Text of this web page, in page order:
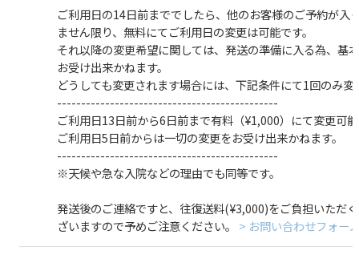
ご利用日の14日前まででしたら、他のお客様のご予約が入
ません限り、 無料にてご利用日の変更は可能です。
それ以降の変更希望に関しては、発送の準備に入る為、基
お受け出来かねます。
どうしても変更されます場合には、下記条件にて1回のみ変
----------------------------------------------
ご利用日13日前から6日前まで有料（¥1,000）にて変更可能
ご利用日5日前からは一切の変更をお受け出来かねます。
----------------------------------------------
※天候や急な入院などの理由でも同等です。
発送後のご連絡ですと、往復送料(¥3,000)をご負担いただ
ざいますので予めご注意ください。 > お問い合わせフォー